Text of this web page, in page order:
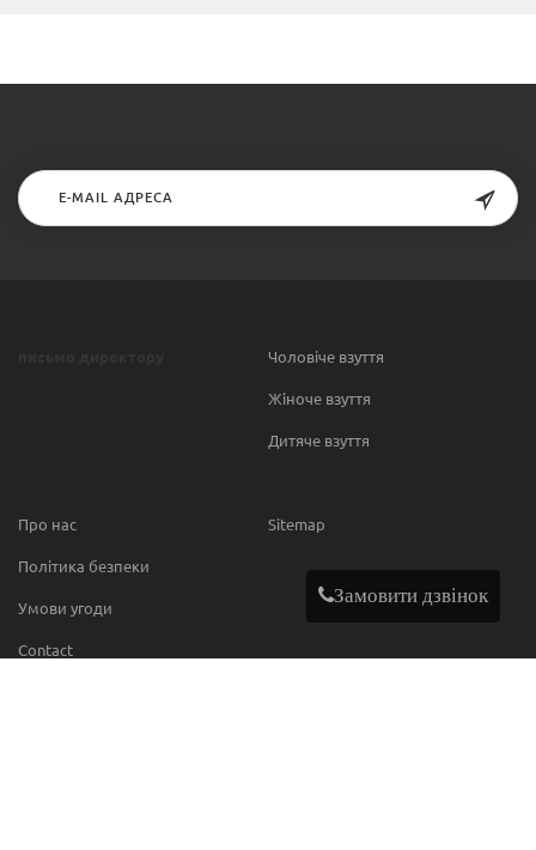
Чоловіче взуття
Жіноче взуття
Дитяче взуття
Про нас
Політика безпеки
Умови угоди
Contact
Sitemap
Замовити дзвінок